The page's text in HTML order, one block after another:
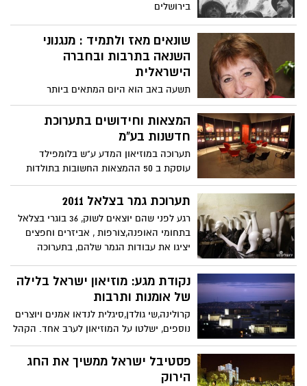
בירושלים
שונאים מאז ולתמיד : מנגנוני
השנאה בתרבות ובחברה
הישראלית
תשעה באב הוא היום המתאים ביותר
להסתכלות פנימה על היבטי השנאה בחברה
הישראלית. בבית אבי חי מייחדים את היום
להקרנת סרטים ודיונים שיעסקו במנגוני
העצמית
המצאות וחידושים בתערוכת
חדשנות בע"מ
תערוכה במוזיאון המדע ע"ש בלומפילד
עוסקת ב 50 ההמצאות החשובות בתולדות
המדינה ברפואה,תקשורת מזון, תחבורה ועוד
תערוכת גמר בצלאל 2011
רגע לפני שהם יוצאים לשוק, 36 בוגרי בצלאל
בתחומי האופנה,צורפות , אביזרים וחפצים
יציגו את עבודות הגמר שלהם, בתערוכה
נקודת מגע: מוזיאון ישראל בלילה
של אומנות ותרבות
קרולינה,שי גולדן,סיגלית לנדאו אמנים ויוצרים
נוספים, ישלטו על המוזיאון לערב אחד. הקהל
מוזמן לשוטט ברחבי המוזיאון , לחוות יוצרים
במפגש עם יצירות האמנות במוזיאון , עד
השעה 2:00 בבוקר
פסטיבל ישראל ממשיך את החג
הירוק